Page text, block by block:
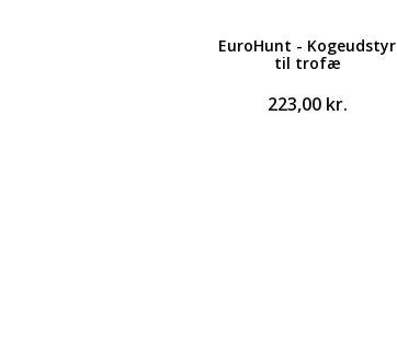
EuroHunt - Kogeudstyr
til trofæ
223,00 kr.